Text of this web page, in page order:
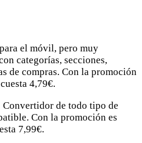
el móvil, pero muy
categorías, secciones,
de compras. Con la promoción
4,79€.
Convertidor de todo tipo de
Con la promoción es
7,99€.